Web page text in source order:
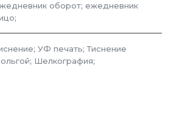
оборот; ежедневник
УФ печать; Тиснение
Шелкография;